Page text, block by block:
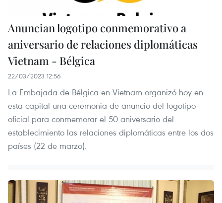
Anuncian logotipo conmemorativo a
aniversario de relaciones diplomáticas
Vietnam - Bélgica
22/03/2023 12:56
La Embajada de Bélgica en Vietnam organizó hoy en
esta capital una ceremonia de anuncio del logotipo
oficial para conmemorar el 50 aniversario del
establecimiento las relaciones diplomáticas entre los dos
países (22 de marzo).